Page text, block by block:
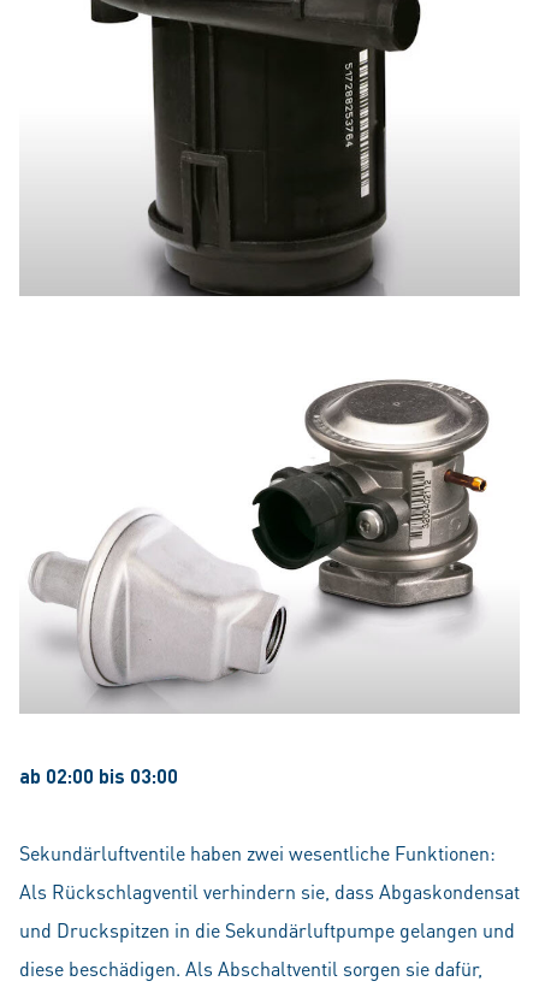
ab 02:00 bis 03:00
Sekundärluftventile haben zwei wesentliche Funktionen:
Als Rückschlagventil verhindern sie, dass Abgaskondensat
und Druckspitzen in die Sekundärluftpumpe gelangen und
diese beschädigen. Als Abschaltventil sorgen sie dafür,